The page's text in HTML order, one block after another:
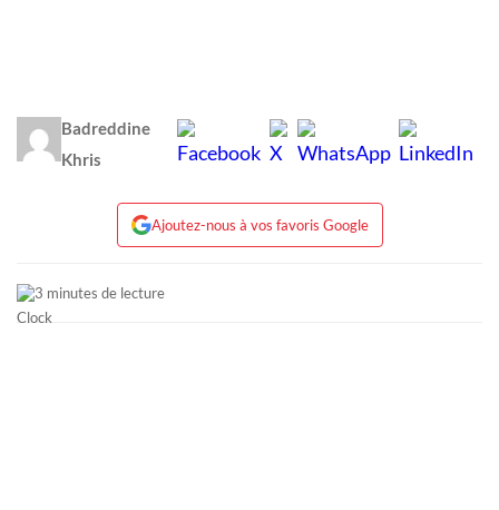
Badreddine
Khris
Ajoutez-nous à vos favoris Google
3 minutes de lecture